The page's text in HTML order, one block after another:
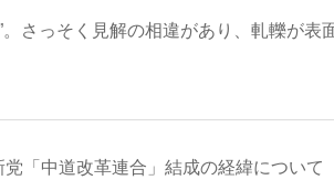
さっそく見解の相違があり、軋轢が表
「中道改革連合」結成の経緯について